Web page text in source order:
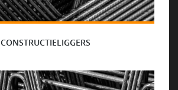
CONSTRUCTIELIGGERS